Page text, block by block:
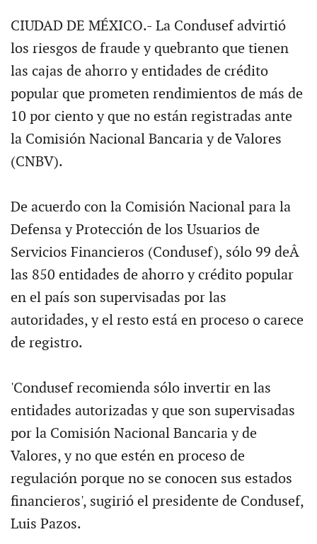
CIUDAD DE MÉXICO.- La Condusef advirtió
los riesgos de fraude y quebranto que tienen
las cajas de ahorro y entidades de crédito
popular que prometen rendimientos de más de
10 por ciento y que no están registradas ante
la Comisión Nacional Bancaria y de Valores
(CNBV).
De acuerdo con la Comisión Nacional para la
Defensa y Protección de los Usuarios de
Servicios Financieros (Condusef), sólo 99 deÂ
las 850 entidades de ahorro y crédito popular
en el país son supervisadas por las
autoridades, y el resto está en proceso o carece
de registro.
'Condusef recomienda sólo invertir en las
entidades autorizadas y que son supervisadas
por la Comisión Nacional Bancaria y de
Valores, y no que estén en proceso de
regulación porque no se conocen sus estados
financieros', sugirió el presidente de Condusef,
Luis Pazos.